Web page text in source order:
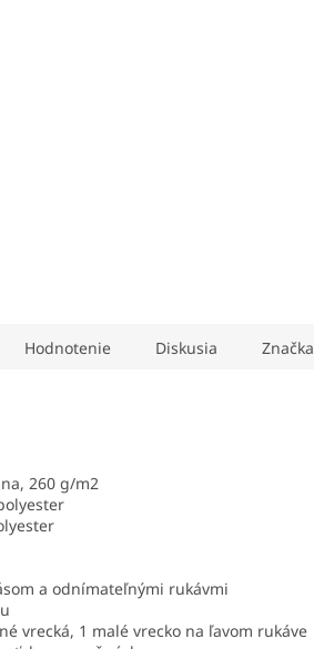
Hodnotenie Diskusia Značka
260 g/m2
a odnímateľnými rukávmi
vrecká, 1 malé vrecko na ľavom rukáve